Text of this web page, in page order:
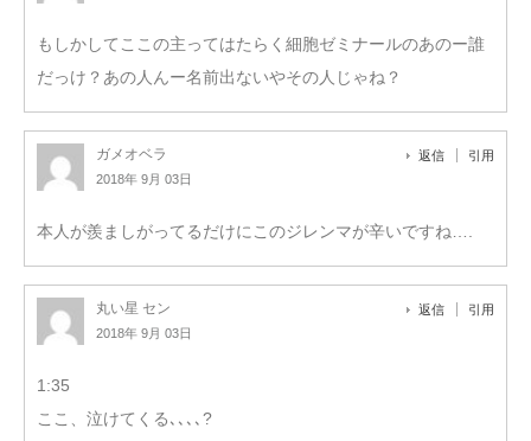
もしかしてここの主ってはたらく細胞ゼミナールのあのー誰
だっけ？あの人んー名前出ないやその人じゃね？
ガメオベラ
2018年 9月 03日
返信 引用
本人が羨ましがってるだけにこのジレンマが辛いですね….
丸い星 セン
2018年 9月 03日
返信 引用
1:35
ここ、泣けてくる､､､､?